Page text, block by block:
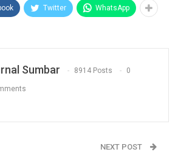
Twitter WhatsApp
Sumbar 8914 Posts 0
NEXT POST